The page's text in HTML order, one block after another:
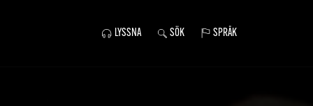
LYSSNA SÖK SPRÅK